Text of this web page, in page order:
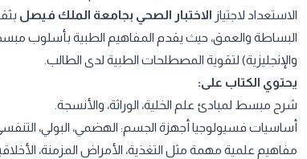
الاستعداد لاجتياز الاختبار الصحي بجامعة الملك فيصل
البساطة والعمق، حيث يقدم المفاهيم الطبية بأسلوب مبسط،
والإنجليزية) لتقوية المصطلحات الطبية لدى الطالب.
يحتوي الكتاب على:
شرح مبسط لمبادئ علم الخلية، الوراثة، والأنسجة.
أساسيات فسيولوجيا أجهزة الجسم: الهضمي، البولي،
مفاهيم علمية مهمة مثل التغذية، الأمراض المزمنة،